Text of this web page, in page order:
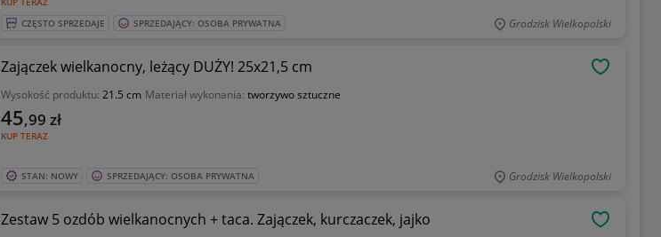
CZĘSTO SPRZEDAJE SPRZEDAJĄCY: OSOBA PRYWATNA Grodzisk Wielkopolski
Zajączek wielkanocny, leżący DUŻY! 25x21,5 cm
Wysokość produktu: 21.5 cm Materiał wykonania: tworzywo sztuczne
KUP TERAZ
45,99 zł
STAN: NOWY SPRZEDAJĄCY: OSOBA PRYWATNA Grodzisk Wielkopolski
Zestaw 5 ozdób wielkanocnych + taca. Zajączek, kurczaczek, jajko